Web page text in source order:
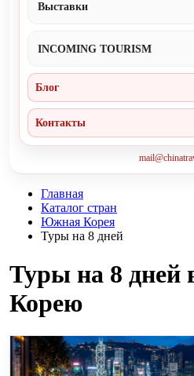
Выставки
INCOMING TOURISM
Блог
Контакты
Главная
Каталог стран
Южная Корея
Туры на 8 дней
Туры на 8
Корею